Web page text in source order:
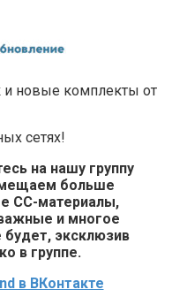
и новые комплекты от
сетях!
на нашу группу
больше
СС-материалы,
и многое
будет, эксклюзив
в группе.
в ВКонтакте